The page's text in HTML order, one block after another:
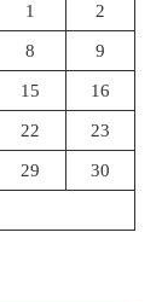
1 2
8 9
15 16
22 23
29 30